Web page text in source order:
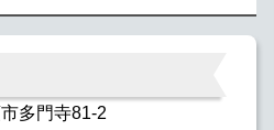
多門寺81-2